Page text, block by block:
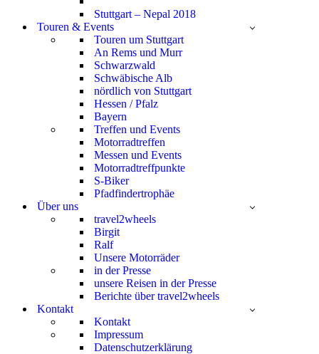
Stuttgart – Nepal 2018
Touren & Events
Touren um Stuttgart
An Rems und Murr
Schwarzwald
Schwäbische Alb
nördlich von Stuttgart
Hessen / Pfalz
Bayern
Treffen und Events
Motorradtreffen
Messen und Events
Motorradtreffpunkte
S-Biker
Pfadfindertrophäe
Über uns
travel2wheels
Birgit
Ralf
Unsere Motorräder
in der Presse
unsere Reisen in der Presse
Berichte über travel2wheels
Kontakt
Kontakt
Impressum
Datenschutzerklärung